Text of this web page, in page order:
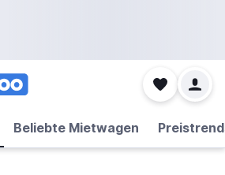
Beliebte Mietwagen